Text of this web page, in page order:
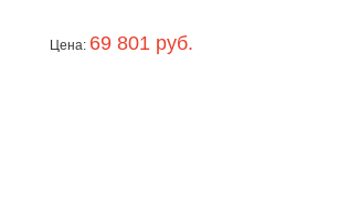
Цена: 69 801 руб.